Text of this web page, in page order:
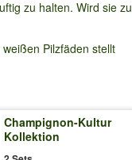
zu halten. Wird sie zu
Pilzfäden stellt
Champignon-Kultur
Kollektion